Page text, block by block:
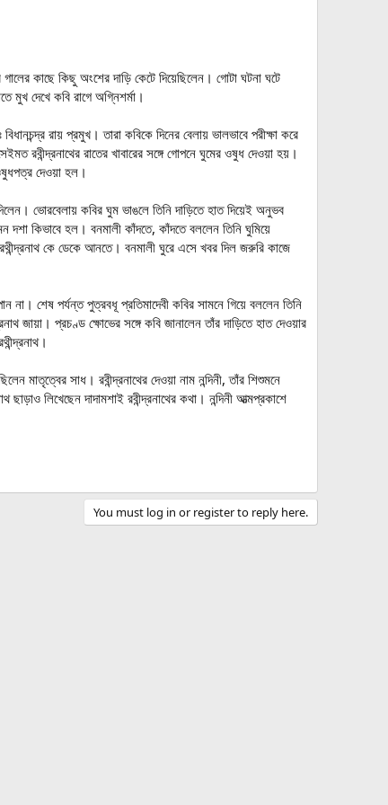
গালের কাছে কিছু অংশের দাড়ি কেটে দিয়েছিলেন। গোটা ঘটনা ঘটে
মুখ দেখে কবি রাগে অগ্নিশর্মা।
রায় প্রমুখ। তারা কবিকে দিনের বেলায় ভালভাবে পরীক্ষা করে
রবীন্দ্রনাথের রাতের খাবারের সঙ্গে গোপনে ঘুমের ওষুধ দেওয়া হয়।
দেওয়া হল।
ভোরবেলায় কবির ঘুম ভাঙলে তিনি দাড়িতে হাত দিয়েই অনুভব
কিভাবে হল। বনমালী কাঁদতে, কাঁদতে বললেন তিনি ঘুমিয়ে
কে ডেকে আনতে। বনমালী ঘুরে এসে খবর দিল জরুরি কাজে
না। শেষ পর্যন্ত পুত্রবধূ প্রতিমাদেবী কবির সামনে গিয়ে বললেন তিনি
জায়া। প্রচণ্ড ক্ষোভের সঙ্গে কবি জানালেন তাঁর দাড়িতে হাত দেওয়ার
মাতৃত্বের সাধ। রবীন্দ্রনাথের দেওয়া নাম নন্দিনী, তাঁর শিশুমনে
লিখেছেন দাদামশাই রবীন্দ্রনাথের কথা। নন্দিনী আত্মপ্রকাশে
You must log in or register to reply here.